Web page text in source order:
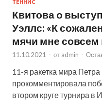
ТЕННИС
Квитова о
Уэллс: «К
мячи мне совсем
11.10.2021 - от admin -
11-я ракетка мира Петра
прокомментировала
втором круге турнира в